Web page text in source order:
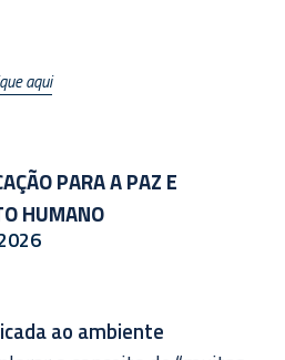
aqui
PARA A PAZ E
HUMANO
ao ambiente